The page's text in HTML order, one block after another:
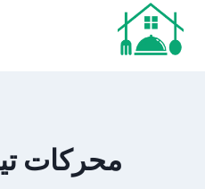
التجاوز
المحتوى
محركات